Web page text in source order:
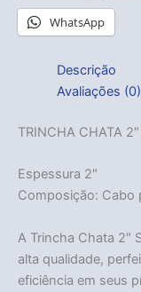
WhatsApp
Descrição
Avaliações (0)
TRINCHA CHATA
Espessura 2″
Composição: Cabo
A Trincha Chata 2″
alta qualidade,
eficiência em seus